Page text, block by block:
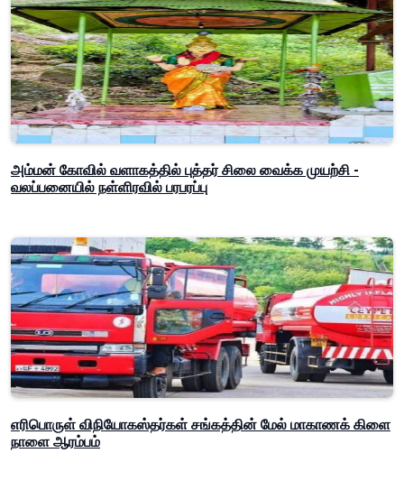
அம்மன் கோவில் வளாகத்தில் புத்தர் சிலை வைக்க முயற்சி -
வலப்பனையில் நள்ளிரவில் பரபரப்பு
எரிபொருள் விநியோகஸ்தர்கள் சங்கத்தின் மேல் மாகாணக் கிளை
நாளை ஆரம்பம்